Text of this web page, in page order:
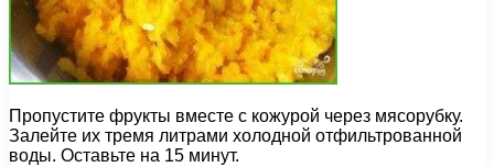
Пропустите фрукты вместе с кожурой через мясорубку.
Залейте их тремя литрами холодной отфильтрованной
воды. Оставьте на 15 минут.